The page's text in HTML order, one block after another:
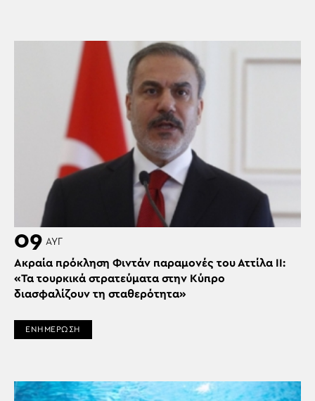
09 ΑΥΓ
Ακραία πρόκληση Φιντάν παραμονές του Αττίλα ΙΙ:
«Τα τουρκικά στρατεύματα στην Κύπρο
διασφαλίζουν τη σταθερότητα»
ΕΝΗΜΕΡΩΣΗ